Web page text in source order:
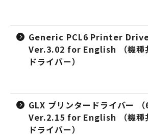
Generic PCL6 Printer
Ver.3.02 for English （機種
ドライバー）
GLX プリンタードライバー （
Ver.2.15 for English （機種
ドライバー）